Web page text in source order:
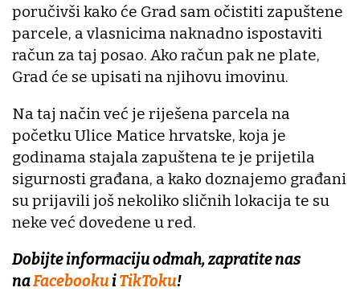
poručivši kako će Grad sam očistiti zapuštene
parcele, a vlasnicima naknadno ispostaviti
račun za taj posao. Ako račun pak ne plate,
Grad će se upisati na njihovu imovinu.
Na taj način već je riješena parcela na
početku Ulice Matice hrvatske, koja je
godinama stajala zapuštena te je prijetila
sigurnosti građana, a kako doznajemo građani
su prijavili još nekoliko sličnih lokacija te su
neke već dovedene u red.
Dobijte informaciju odmah, zapratite nas
naFacebookuiTikToku!